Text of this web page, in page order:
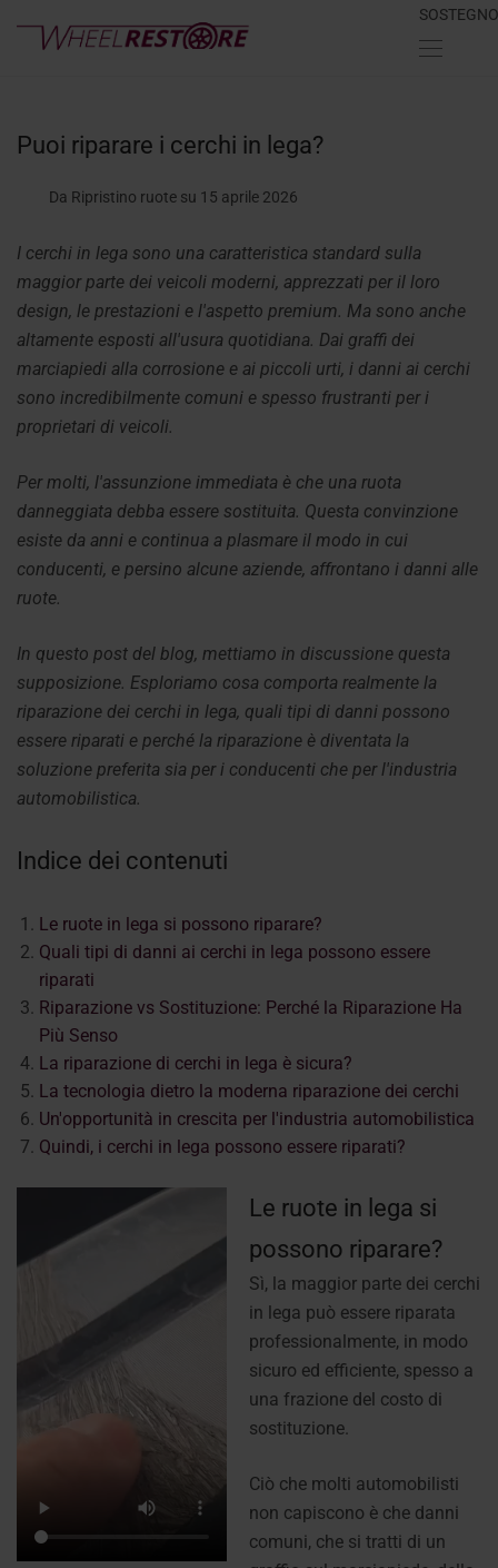
SOSTEGNO
Puoi riparare i cerchi in lega?
Da Ripristino ruote su 15 aprile 2026
I cerchi in lega sono una caratteristica standard sulla
maggior parte dei veicoli moderni, apprezzati per il loro
design, le prestazioni e l'aspetto premium. Ma sono anche
altamente esposti all'usura quotidiana. Dai graffi dei
marciapiedi alla corrosione e ai piccoli urti, i danni ai cerchi
sono incredibilmente comuni e spesso frustranti per i
proprietari di veicoli.
Per molti, l'assunzione immediata è che una ruota
danneggiata debba essere sostituita. Questa convinzione
esiste da anni e continua a plasmare il modo in cui
conducenti, e persino alcune aziende, affrontano i danni alle
ruote.
In questo post del blog, mettiamo in discussione questa
supposizione. Esploriamo cosa comporta realmente la
riparazione dei cerchi in lega, quali tipi di danni possono
essere riparati e perché la riparazione è diventata la
soluzione preferita sia per i conducenti che per l'industria
automobilistica.
Indice dei contenuti
Le ruote in lega si possono riparare?
Quali tipi di danni ai cerchi in lega possono essere
riparati
Riparazione vs Sostituzione: Perché la Riparazione Ha
Più Senso
La riparazione di cerchi in lega è sicura?
La tecnologia dietro la moderna riparazione dei cerchi
Un'opportunità in crescita per l'industria automobilistica
Quindi, i cerchi in lega possono essere riparati?
Le ruote in lega si
possono riparare?
Sì, la maggior parte dei cerchi
in lega può essere riparata
professionalmente, in modo
sicuro ed efficiente, spesso a
una frazione del costo di
sostituzione.
Ciò che molti automobilisti
non capiscono è che danni
comuni, che si tratti di un